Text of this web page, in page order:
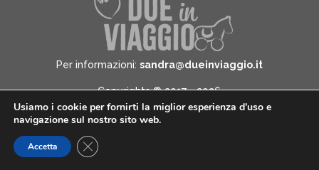
Per informazioni: sandra@dueinviaggio.it
Copyrights © 2017 - 2026
Due in Viaggio - All Rights Reserved -
Usiamo i cookie per fornirti la miglior esperienza d'uso e
navigazione sul nostro sito web.
Accetta Close GDPR Cookie Banner